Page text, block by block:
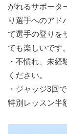
がれるサポータ
り選手へのアド
て選手の登りを
ても楽しいです。
・不慣れ、未
ください。
・ジャッジ3回
特別レッスン半